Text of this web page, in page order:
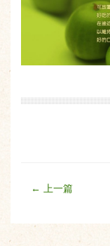
← 上一篇